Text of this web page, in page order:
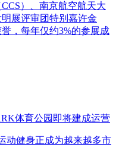
）、南京航空航天大
展评审团特别嘉许金
，每年仅约3%的参展成
体育公园即将建成运营
动健身正成为越来越多市